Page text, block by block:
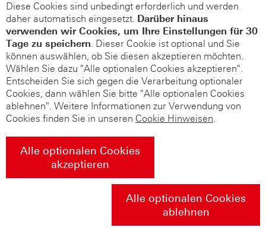
Diese Cookies sind unbedingt erforderlich und werden
daher automatisch eingesetzt. Darüber hinaus
verwenden wir Cookies, um Ihre Einstellungen für 30
Tage zu speichern. Dieser Cookie ist optional und Sie
können auswählen, ob Sie diesen akzeptieren möchten.
Wählen Sie dazu "Alle optionalen Cookies akzeptieren".
Entscheiden Sie sich gegen die Verarbeitung optionaler
Cookies, dann wählen Sie bitte "Alle optionalen Cookies
ablehnen". Weitere Informationen zur Verwendung von
Cookies finden Sie in unseren Cookie Hinweisen.
Alle optionalen Cookies
akzeptieren
Alle optionalen Cookies
ablehnen